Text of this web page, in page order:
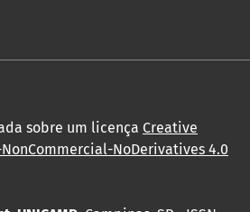
sobre um licença Creative
NoDerivatives 4.0